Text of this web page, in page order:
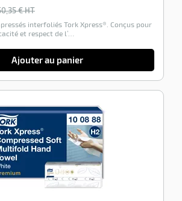
€ HT
interfoliés Tork Xpress®. Conçus pour
et respect de l’…
Ajouter au panier